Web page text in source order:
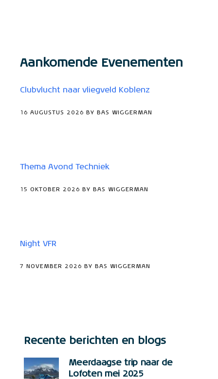
Aankomende Evenementen
Clubvlucht naar vliegveld Koblenz
16 AUGUSTUS 2026 BY BAS WIGGERMAN
Thema Avond Techniek
15 OKTOBER 2026 BY BAS WIGGERMAN
Night VFR
7 NOVEMBER 2026 BY BAS WIGGERMAN
Recente berichten en blogs
Meerdaagse trip naar de
Lofoten mei 2025